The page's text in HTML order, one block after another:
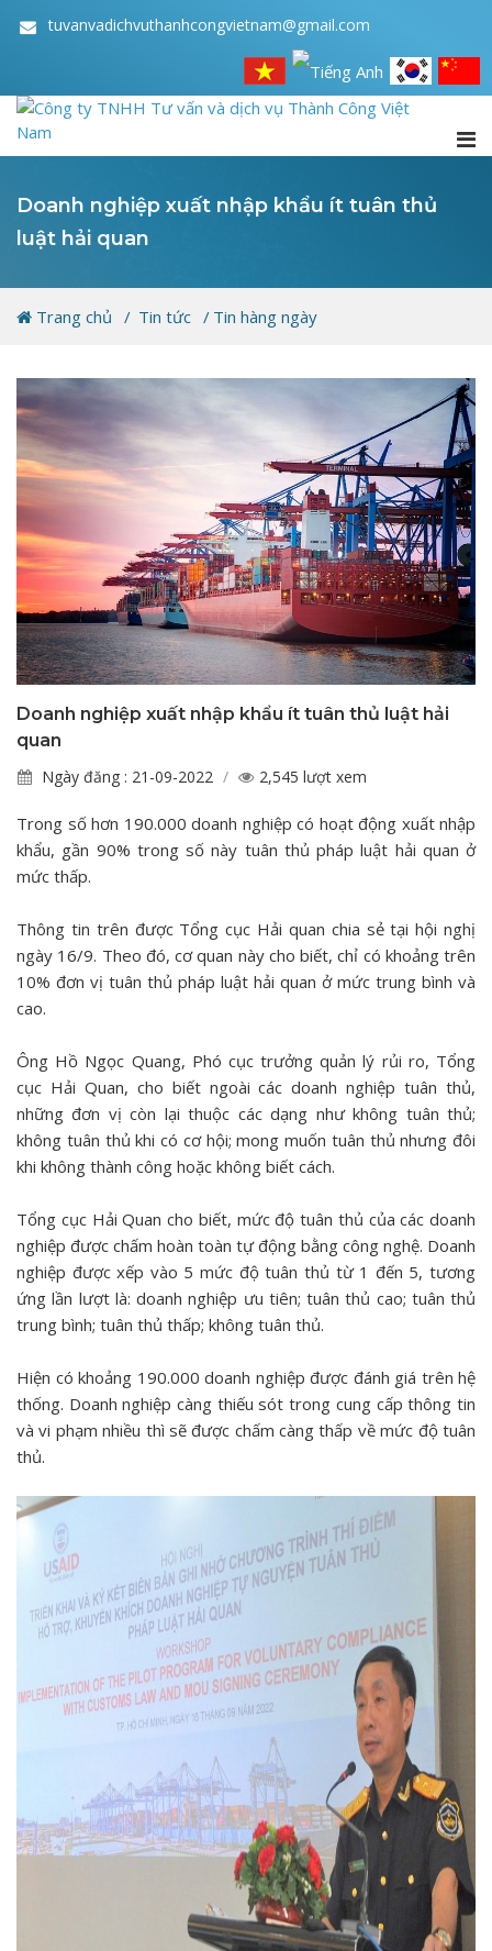
tuvanvadichvuthanhcongvietnam@gmail.com
Doanh nghiệp xuất nhập khẩu ít tuân thủ
luật hải quan
Trang chủ Tin tức Tin hàng ngày
Doanh nghiệp xuất nhập khẩu ít tuân thủ luật hải
quan
Ngày đăng : 21-09-2022
2,545 lượt xem
Trong số hơn 190.000 doanh nghiệp có hoạt động xuất nhập
khẩu, gần 90% trong số này tuân thủ pháp luật hải quan ở
mức thấp.
Thông tin trên được Tổng cục Hải quan chia sẻ tại hội nghị
ngày 16/9. Theo đó, cơ quan này cho biết, chỉ có khoảng trên
10% đơn vị tuân thủ pháp luật hải quan ở mức trung bình và
cao.
Ông Hồ Ngọc Quang, Phó cục trưởng quản lý rủi ro, Tổng
cục Hải Quan, cho biết ngoài các doanh nghiệp tuân thủ,
những đơn vị còn lại thuộc các dạng như không tuân thủ;
không tuân thủ khi có cơ hội; mong muốn tuân thủ nhưng đôi
khi không thành công hoặc không biết cách.
Tổng cục Hải Quan cho biết, mức độ tuân thủ của các doanh
nghiệp được chấm hoàn toàn tự động bằng công nghệ. Doanh
nghiệp được xếp vào 5 mức độ tuân thủ từ 1 đến 5, tương
ứng lần lượt là: doanh nghiệp ưu tiên; tuân thủ cao; tuân thủ
trung bình; tuân thủ thấp; không tuân thủ.
Hiện có khoảng 190.000 doanh nghiệp được đánh giá trên hệ
thống. Doanh nghiệp càng thiếu sót trong cung cấp thông tin
và vi phạm nhiều thì sẽ được chấm càng thấp về mức độ tuân
thủ.